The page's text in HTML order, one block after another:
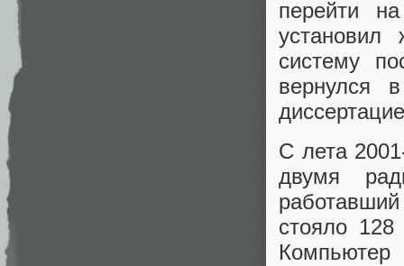
перейти
систему
вернулся
С лета
двумя
стояло